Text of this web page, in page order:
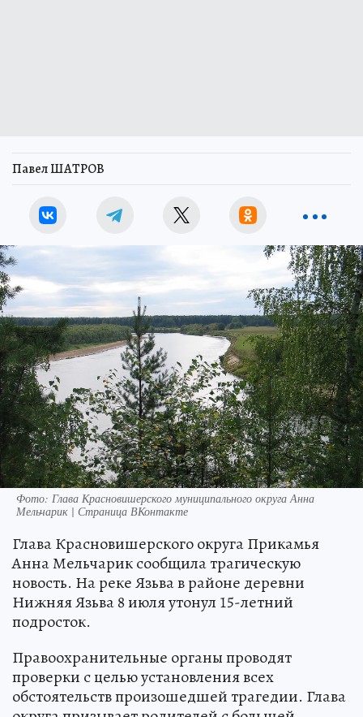
Павел ШАТРОВ
Фото: Глава Красновишерского муниципального округа Анна
Мельчарик | Страница ВКонтакте
Глава Красновишерского округа Прикамья
Анна Мельчарик сообщила трагическую
новость. На реке Язьва в районе деревни
Нижняя Язьва 8 июля утонул 15-летний
подросток.
Правоохранительные органы проводят
проверки с целью установления всех
обстоятельств произошедшей трагедии. Глава